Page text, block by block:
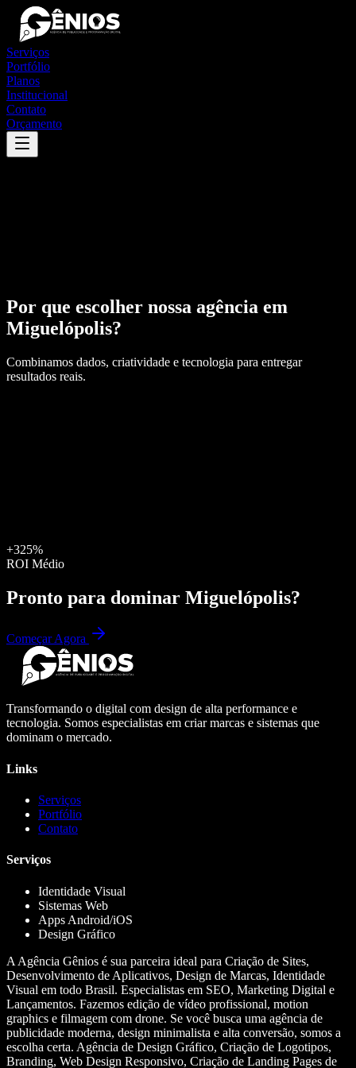
Serviços
Portfólio
Planos
Institucional
Contato
Orçamento
Por que escolher nossa agência em
Miguelópolis?
Combinamos dados, criatividade e tecnologia para entregar
resultados reais.
+325%
ROI Médio
Pronto para dominar Miguelópolis?
Começar Agora
Transformando o digital com design de alta performance e
tecnologia. Somos especialistas em criar marcas e sistemas que
dominam o mercado.
Links
Serviços
Portfólio
Contato
Serviços
Identidade Visual
Sistemas Web
Apps Android/iOS
Design Gráfico
A Agência Gênios é sua parceira ideal para Criação de Sites,
Desenvolvimento de Aplicativos, Design de Marcas, Identidade
Visual em todo Brasil. Especialistas em SEO, Marketing Digital e
Lançamentos. Fazemos edição de vídeo profissional, motion
graphics e filmagem com drone. Se você busca uma agência de
publicidade moderna, design minimalista e alta conversão, somos a
escolha certa. Agência de Design Gráfico, Criação de Logotipos,
Branding, Web Design Responsivo, Criação de Landing Pages de